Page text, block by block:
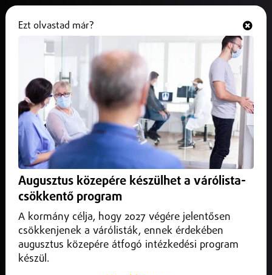
Olaszországban egyszerre két
vulkán környékén is rendkívüli a
helyzet
2025. augusztus 11.
Európa legnagyobb működő vulkánja, az Etna ismét kitört
Szicílián, lávát és hamut lövell ki magából.
Ezt olvastad már?
Augusztus közepére készülhet a várólista-
csökkentő program
A kormány célja, hogy 2027 végére jelentősen
csökkenjenek a várólisták, ennek érdekében
augusztus közepére átfogó intézkedési program
készül.